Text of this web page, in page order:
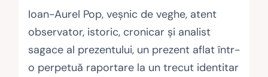
Ioan-Aurel Pop, veşnic de veghe, atent
observator, istoric, cronicar şi analist
sagace al prezentului, un prezent aflat într-
o perpetuă raportare la un trecut identitar